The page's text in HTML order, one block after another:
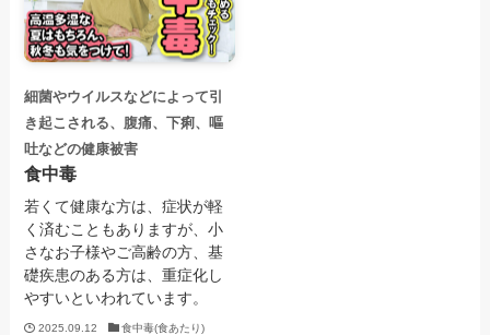
細菌やウイルスなどによって引
き起こされる、腹痛、下痢、嘔
吐などの健康被害
食中毒
若くて健康な方は、症状が軽
く済むこともありますが、小
さなお子様やご高齢の方、基
礎疾患のある方は、重症化し
やすいといわれています。
2025.09.12 食中毒(食あたり)